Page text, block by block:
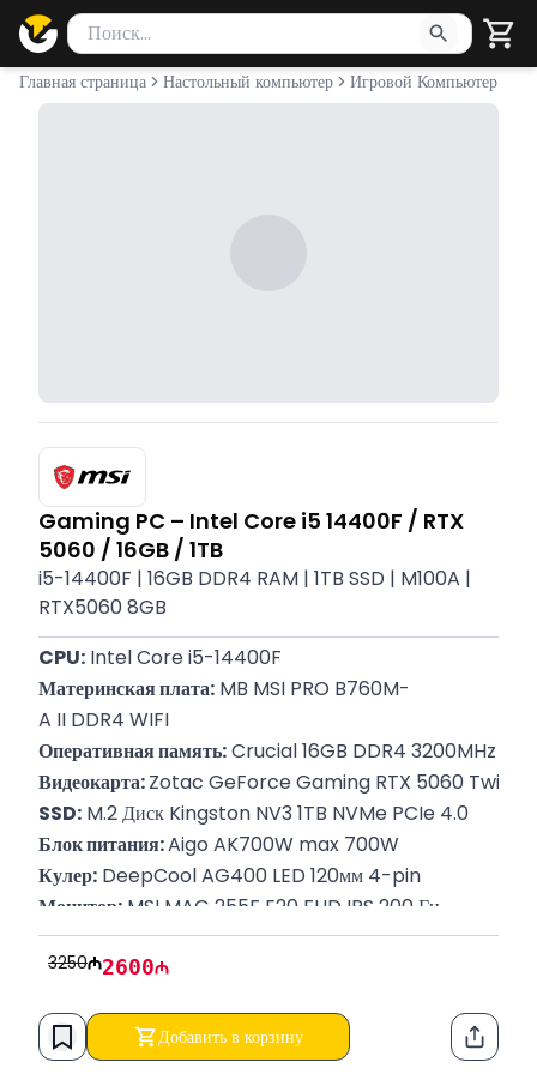
Поиск товаров
Введите минимум 2 символа для поиска. Нажмите Enter
Главная страница Настольный компьютер Игровой Компьютер
Gaming PC – Intel Core i5 14400F / RTX
5060 / 16GB / 1TB
i5-14400F | 16GB DDR4 RAM | 1TB SSD | M100A |
RTX5060 8GB
CPU: Intel Core i5-14400F
Материнская плата: MB MSI PRO B760M-
A II DDR4 WIFI
Оперативная память: Crucial 16GB DDR4 3200MHz
Видеокарта: Zotac GeForce Gaming RTX 5060 Twin
SSD: M.2 Диск Kingston NV3 1TB NVMe PCIe 4.0
Блок питания: Aigo AK700W max 700W
Кулер: DeepCool AG400 LED 120мм 4-pin
Монитор: MSI MAG 255F E20 FHD IPS 200 Гц
Корпус: MSI MAG-FORGE-M100A
Гарантия: 12 месяцев
3250 2600
Добавить в корзину